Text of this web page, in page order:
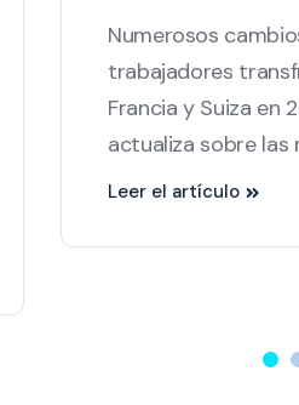
Numerosos
trabajadores
Francia y Suiza en
actualiza sobre las
Leer el artículo